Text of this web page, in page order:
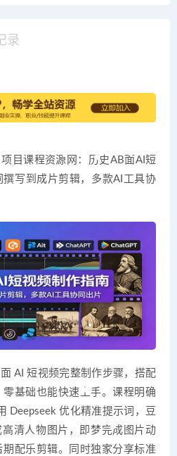
录
项目课程资源网：历史AB面AI短
写到成片剪辑，多款AI工具协
AI 短视频完整制作步骤，搭配
基础也能快速上手。课程明确
Deepseek 优化精准提示词，豆
清人物图片，即梦完成图片动
配乐剪辑。同时独家分享标准